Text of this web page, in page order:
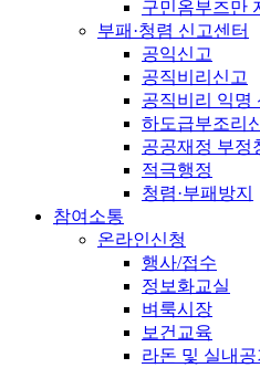
구민옴부즈만
부패·청렴 신고센터
공익신고
공직비리신고
공직비리 익명
하도급부조리
공공재정 부정
적극행정
청렴·부패방지
참여소통
온라인신청
행사/접수
정보화교실
벼룩시장
보건교육
라돈 및 실내